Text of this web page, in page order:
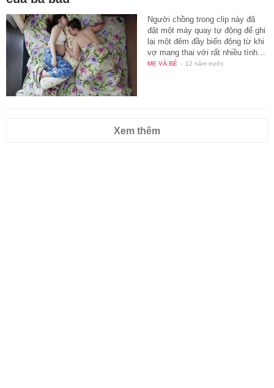
Người chồng trong clip này đã
đặt một máy quay tự động để ghi
lại một đêm đầy biến động từ khi
vợ mang thai với rất nhiều tình…
MẸ VÀ BÉ - 12 năm trước
Xem thêm